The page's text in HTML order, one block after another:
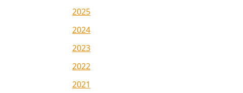
2025
2024
2023
2022
2021